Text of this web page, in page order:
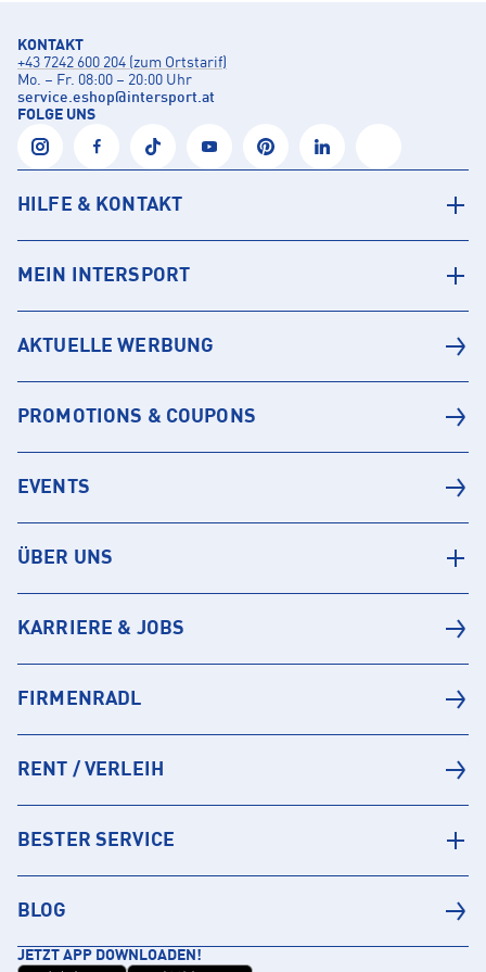
KONTAKT
+43 7242 600 204 (zum Ortstarif)
Mo. – Fr. 08:00 – 20:00 Uhr
service.eshop@intersport.at
FOLGE UNS
HILFE & KONTAKT
MEIN INTERSPORT
AKTUELLE WERBUNG
PROMOTIONS & COUPONS
EVENTS
ÜBER UNS
KARRIERE & JOBS
FIRMENRADL
RENT / VERLEIH
BESTER SERVICE
BLOG
JETZT APP DOWNLOADEN!